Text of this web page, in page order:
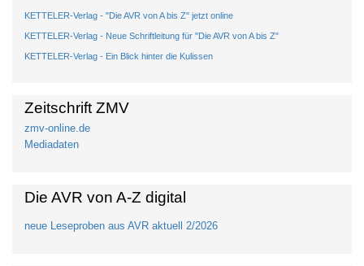
KETTELER-Verlag - "Die AVR von A bis Z" jetzt online
KETTELER-Verlag - Neue Schriftleitung für "Die AVR von A bis Z"
KETTELER-Verlag - Ein Blick hinter die Kulissen
Zeitschrift ZMV
zmv-online.de
Mediadaten
Die AVR von A-Z digital
neue Leseproben aus AVR aktuell 2/2026